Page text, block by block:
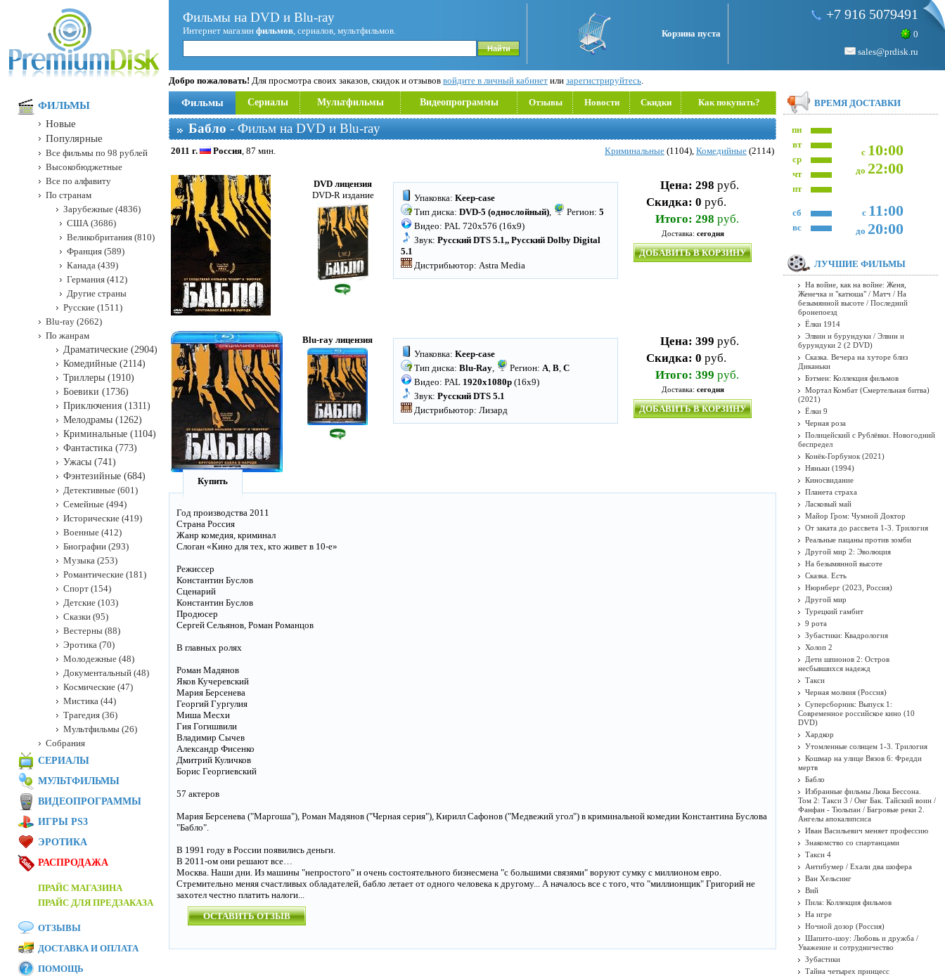
Фильмы на DVD и Blu-ray
Интернет магазин фильмов, сериалов, мультфильмов. Корзина пуста
+7 916 5079491
0
sales@prdisk.ru
Добро пожаловать! Для просмотра своих заказов, скидок и отзывов войдите в личный кабинет или зарегистрируйтесь.
Фильмы Сериалы Мультфильмы Видеопрограммы Отзывы Новости Скидки Как покупать?
Бабло - Фильм на DVD и Blu-ray
2011 г. Россия, 87 мин. Криминальные (1104), Комедийные (2114)
DVD лицензия
DVD-R издание
Упаковка: Keep-case
Тип диска: DVD-5 (однослойный), Регион: 5
Видео: PAL 720x576 (16x9)
Звук: Русский DTS 5.1,, Русский Dolby Digital
5.1
Дистрибьютор: Astra Media
Цена: 298 руб.
Скидка: 0 руб.
Итого: 298 руб.
Доставка: сегодня
ДОБАВИТЬ В КОРЗИНУ
Blu-ray лицензия
Упаковка: Keep-case
Тип диска: Blu-Ray, Регион: A, B, C
Видео: PAL 1920x1080p (16x9)
Звук: Русский DTS 5.1
Дистрибьютор: Лизард
Цена: 399 руб.
Скидка: 0 руб.
Итого: 399 руб.
Доставка: сегодня
ДОБАВИТЬ В КОРЗИНУ
Купить
Год производства 2011
Страна Россия
Жанр комедия, криминал
Слоган «Кино для тех, кто живет в 10-е»
Режиссер
Константин Буслов
Сценарий
Константин Буслов
Продюсер
Сергей Сельянов, Роман Романцов
В главных ролях
Роман Мадянов
Яков Кучеревский
Мария Берсенева
Георгий Гургулия
Миша Месхи
Гия Гогишвили
Владимир Сычев
Александр Фисенко
Дмитрий Куличков
Борис Георгиевский
57 актеров
Мария Берсенева ("Маргоша"), Роман Мадянов ("Черная серия"), Кирилл Сафонов ("Медвежий угол") в криминальной комедии Константина Буслова
"Бабло".
В 1991 году в России появились деньги.
В 2011-ом они решают все…
Москва. Наши дни. Из машины "непростого" и очень состоятельного бизнесмена "с большими связями" воруют сумку с миллионом евро.
Стремительно меняя счастливых обладателей, бабло летает от одного человека к другому... А началось все с того, что "миллионщик" Григорий не
захотел честно платить налоги...
ОСТАВИТЬ ОТЗЫВ
ФИЛЬМЫ
Новые
Популярные
Все фильмы по 98 рублей
Высокобюджетные
Все по алфавиту
По странам
Зарубежные (4836)
США (3686)
Великобритания (810)
Франция (589)
Канада (439)
Германия (412)
Другие страны
Русские (1511)
Blu-ray (2662)
По жанрам
Драматические (2904)
Комедийные (2114)
Триллеры (1910)
Боевики (1736)
Приключения (1311)
Мелодрамы (1262)
Криминальные (1104)
Фантастика (773)
Ужасы (741)
Фэнтезийные (684)
Детективные (601)
Семейные (494)
Исторические (419)
Военные (412)
Биографии (293)
Музыка (253)
Романтические (181)
Спорт (154)
Детские (103)
Сказки (95)
Вестерны (88)
Эротика (70)
Молодежные (48)
Документальный (48)
Космические (47)
Мистика (44)
Трагедия (36)
Мультфильмы (26)
Собрания
СЕРИАЛЫ
МУЛЬТФИЛЬМЫ
ВИДЕОПРОГРАММЫ
ИГРЫ PS3
ЭРОТИКА
РАСПРОДАЖА
ПРАЙС МАГАЗИНА
ПРАЙС ДЛЯ ПРЕДЗАКАЗА
ОТЗЫВЫ
ДОСТАВКА И ОПЛАТА
ПОМОЩЬ
ВРЕМЯ ДОСТАВКИ
пн
с 10:00
до 22:00
вт
ср
чт
пт
с 11:00
до 20:00
сб
вс
ЛУЧШИЕ ФИЛЬМЫ
На войне, как на войне: Женя,
Женечка и "катюша" / Матч / На
безымянной высоте / Последний
бронепоезд
Ёлки 1914
Элвин и бурундуки / Элвин и
бурундуки 2 (2 DVD)
Сказка. Вечера на хуторе близ
Диканьки
Бэтмен: Коллекция фильмов
Мортал Комбат (Смертельная битва)
(2021)
Ёлки 9
Черная роза
Полицейский с Рублёвки. Новогодний
беспредел
Конёк-Горбунок (2021)
Няньки (1994)
Киносвидание
Планета страха
Ласковый май
Майор Гром: Чумной Доктор
От заката до рассвета 1-3. Трилогия
Реальные пацаны против зомби
Другой мир 2: Эволюция
На безымянной высоте
Сказка. Есть
Нюрнберг (2023, Россия)
Другой мир
Турецкий гамбит
9 рота
Зубастики: Квадрология
Холоп 2
Дети шпионов 2: Остров
несбывшихся надежд
Такси
Черная молния (Россия)
Суперсборник: Выпуск 1:
Современное российское кино (10
DVD)
Хардкор
Утомленные солнцем 1-3. Трилогия
Кошмар на улице Вязов 6: Фредди
мертв
Бабло
Избранные фильмы Люка Бессона.
Том 2: Такси 3 / Онг Бак. Тайский воин /
Фанфан - Тюльпан / Багровые реки 2.
Ангелы апокалипсиса
Иван Васильевич меняет профессию
Знакомство со спартанцами
Такси 4
Антибумер / Ехали два шофера
Ван Хельсинг
Вий
Пила: Коллекция фильмов
На игре
Ночной дозор (Россия)
Шапито-шоу: Любовь и дружба /
Уважение и сотрудничество
Зубастики
Тайна четырех принцесс